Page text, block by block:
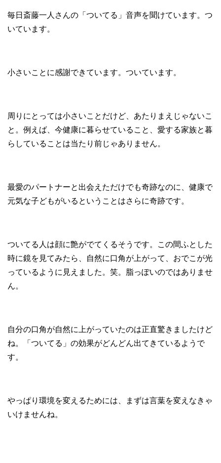
毎日斎藤一人さんの「ついてる」音声を聞けています。つ
いています。
小さいことに感謝できています。ついています。
周りにとっては小さいことだけど、あたりまえじゃないこ
と。例えば、今健康に暮らせていること、愛する家族と暮
らしていることは当たり前じゃありません。
最愛のパートナーと出会えただけでも奇跡なのに、健康で
元気な子どもがいるということはさらに奇跡です。
ついてる人は顔に艶がでてくるそうです。この間ふとした
時に鏡を見てみたら、自然に口角が上がって、おでこが光
っているように見えました。笑。脂っぽいのではありませ
ん。
自分の口角が自然に上がっていたのは正直驚きましたけど
ね。「ついてる」の効果がどんどん出てきているようで
す。
やっぱり環境を変えるためには、まずは言葉を変えなきゃ
いけませんね。